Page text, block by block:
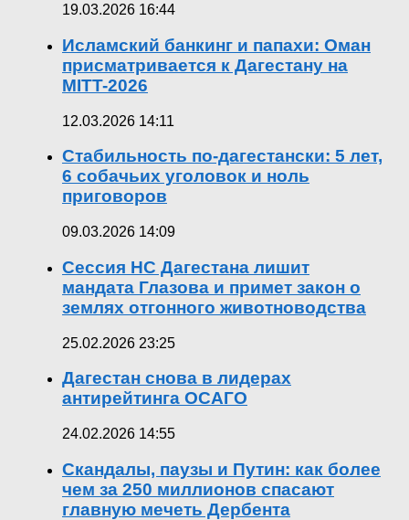
19.03.2026 16:44
Исламский банкинг и папахи: Оман
присматривается к Дагестану на
MITT-2026
12.03.2026 14:11
Стабильность по-дагестански: 5 лет,
6 собачьих уголовок и ноль
приговоров
09.03.2026 14:09
Сессия НС Дагестана лишит
мандата Глазова и примет закон о
землях отгонного животноводства
25.02.2026 23:25
Дагестан снова в лидерах
антирейтинга ОСАГО
24.02.2026 14:55
Скандалы, паузы и Путин: как более
чем за 250 миллионов спасают
главную мечеть Дербента